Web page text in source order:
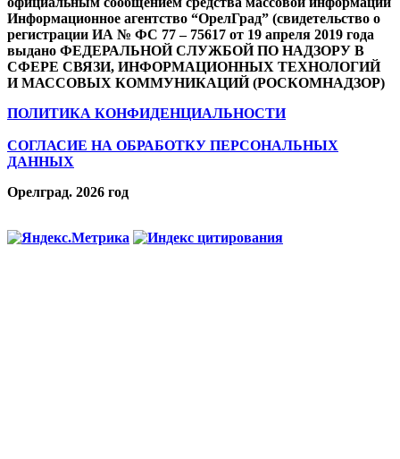
Информационное агентство “ОрелГрад” (свидетельство о
регистрации ИА № ФС 77 – 75617 от 19 апреля 2019 года
выдано ФЕДЕРАЛЬНОЙ СЛУЖБОЙ ПО НАДЗОРУ В
СФЕРЕ СВЯЗИ, ИНФОРМАЦИОННЫХ ТЕХНОЛОГИЙ
И МАССОВЫХ КОММУНИКАЦИЙ (РОСКОМНАДЗОР)
ПОЛИТИКА КОНФИДЕНЦИАЛЬНОСТИ
СОГЛАСИЕ НА ОБРАБОТКУ ПЕРСОНАЛЬНЫХ
ДАННЫХ
Орелград. 2026 год